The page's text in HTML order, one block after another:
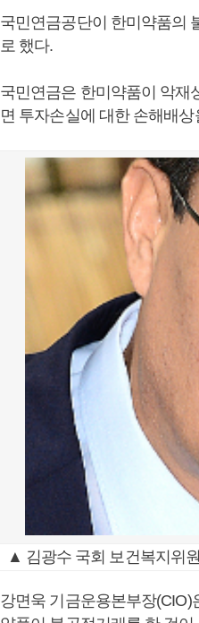
국민연금공단이 한미약품의
로 했다.
국민연금은 한미약품이 악재
면 투자손실에 대한 손해배
▲ 김광수 국회 보건복지위
강면욱 기금운용본부장(CIO)